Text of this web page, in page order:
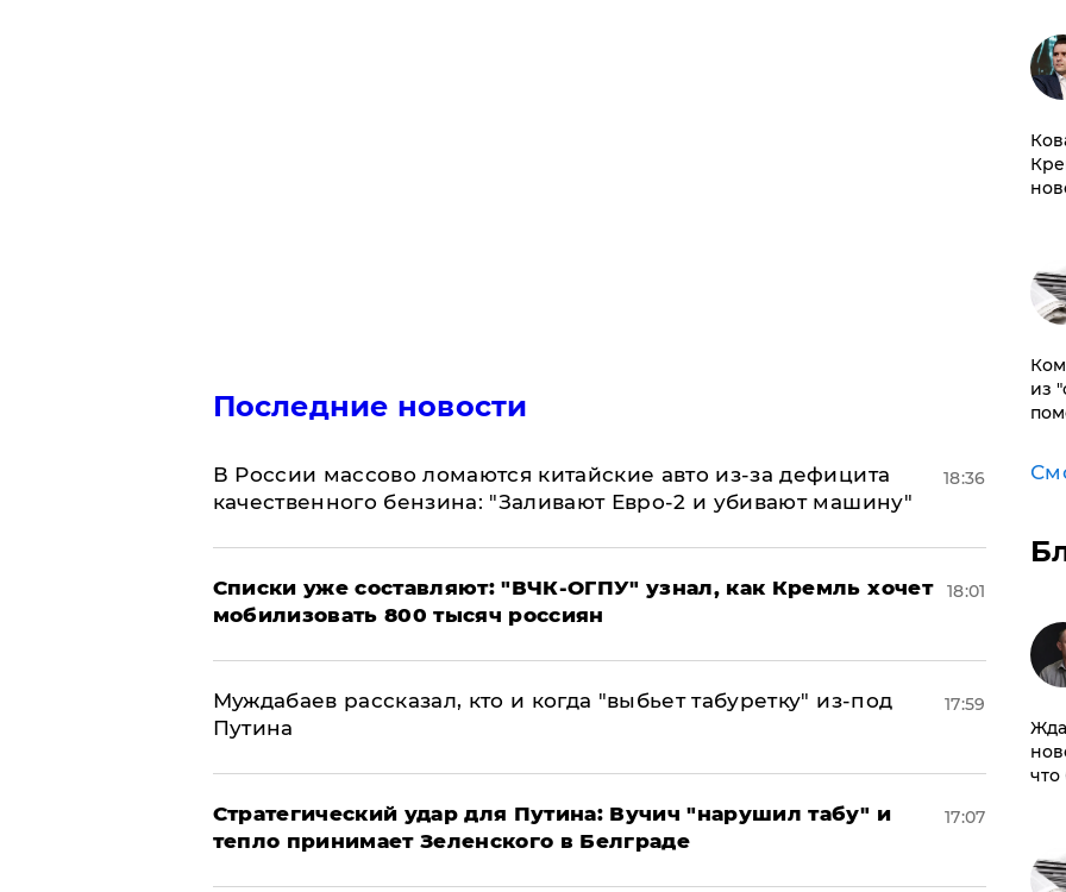
Последние новости
В России массово ломаются китайские авто из-за дефицита
качественного бензина: "Заливают Евро-2 и убивают машину"
18:36
Списки уже составляют: "ВЧК-ОГПУ" узнал, как Кремль хочет
мобилизовать 800 тысяч россиян
18:01
Муждабаев рассказал, кто и когда "выбьет табуретку" из-под
Путина
17:59
Стратегический удар для Путина: Вучич "нарушил табу" и
тепло принимает Зеленского в Белграде
17:07
из
что